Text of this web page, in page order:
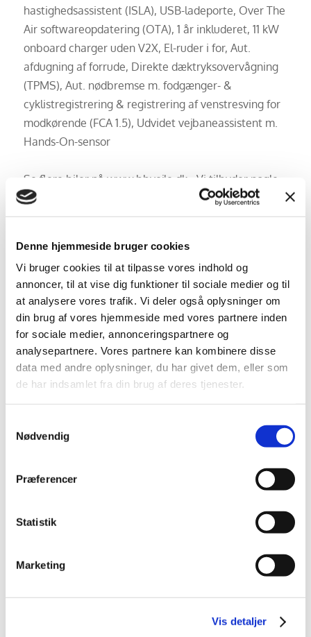
Denne hjemmeside bruger cookies
Vi bruger cookies til at tilpasse vores indhold og
annoncer, til at vise dig funktioner til sociale medier og til
at analysere vores trafik. Vi deler også oplysninger om
din brug af vores hjemmeside med vores partnere inden
for sociale medier, annonceringspartnere og
analysepartnere. Vores partnere kan kombinere disse
data med andre oplysninger, du har givet dem, eller som
de har indsamlet fra din brug af deres tjenester.
Nødvendig
Præferencer
Statistik
Marketing
Vis detaljer
hastighedsassistent (ISLA), USB-ladeporte, Over The
Air softwareopdatering (OTA), 1 år inkluderet, 11 kW
onboard charger uden V2X, El-ruder i for, Aut.
afdugning af forrude, Direkte dæktryksovervågning
(TPMS), Aut. nødbremse m. fodgænger- &
cyklistregistrering & registrering af venstresving for
modkørende (FCA 1.5), Udvidet vejbaneassistent m.
Hands-On-sensor
Se flere biler på www.bbvejle.dk - Vi tilbyder nogle
af markedets bedste bilfinansieringer · med og uden
udbetaling. Vi skræddersyer bilfinansieringen så den
prøvekørsel kontakt os på:
Kenneth Kjeldgaard på tlf. 20926001 eller
kkj@bbvejle.dk
Jonas Krogh på tlf. 7640 8109 eller på jk@bbvejle.dk
Udstyr
Android Auto
Aut. forvarmning af
Automatisk
DAB+ radio